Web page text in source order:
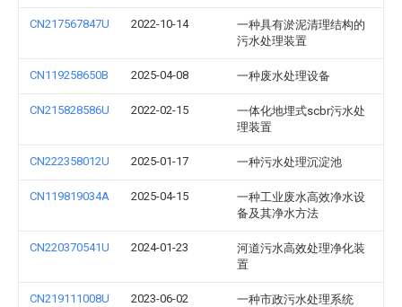
CN217567847U 2022-10-14
一种具有淤泥清理结构的
污水处理装置
CN119258650B 2025-04-08 一种废水处理设备
CN215828586U 2022-02-15
一体化地埋式scbr污水处
理装置
CN222358012U 2025-01-17 一种污水处理沉淀池
CN119819034A 2025-04-15
一种工业废水高效净水设
备及其净水方法
CN220370541U 2024-01-23
河道污水高效处理净化装
置
CN219111008U 2023-06-02 一种市政污水处理系统